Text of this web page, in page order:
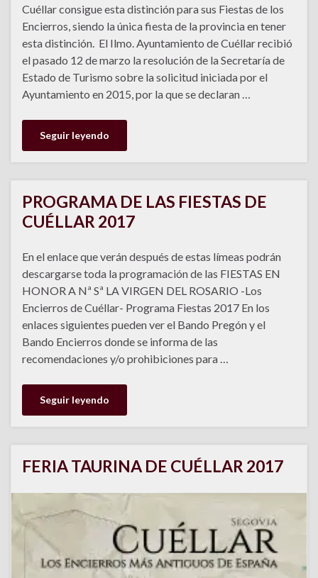
Cuéllar consigue esta distinción para sus Fiestas de los
Encierros, siendo la única fiesta de la provincia en tener
esta distinción. El Ilmo. Ayuntamiento de Cuéllar recibió
el pasado 12 de marzo la resolución de la Secretaría de
Estado de Turismo sobre la solicitud iniciada por el
Ayuntamiento en 2015, por la que se declaran …
Seguir leyendo
PROGRAMA DE LAS FIESTAS DE
CUÉLLAR 2017
En el enlace que verán después de estas límeas podrán
descargarse toda la programación de las FIESTAS EN
HONOR A Nª Sª LA VIRGEN DEL ROSARIO -Los
Encierros de Cuéllar- Programa Fiestas 2017 En los
enlaces siguientes pueden ver el Bando Pregón y el
Bando Encierros donde se informa de las
recomendaciones y/o prohibiciones para …
Seguir leyendo
FERIA TAURINA DE CUÉLLAR 2017